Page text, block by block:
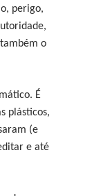
perigo,
o
É
plásticos,
(e
e até